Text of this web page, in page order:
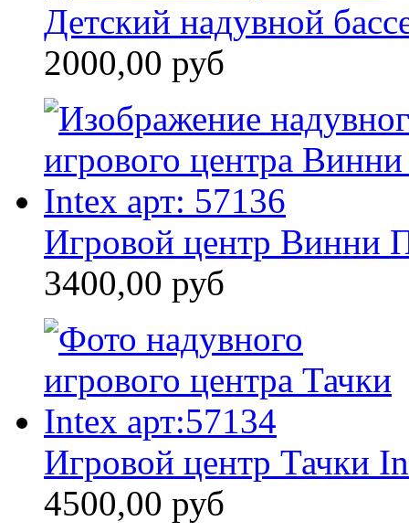
Детский надувной
2000,00 руб
Игровой центр Винни
3400,00 руб
Игровой центр Тачки
4500,00 руб